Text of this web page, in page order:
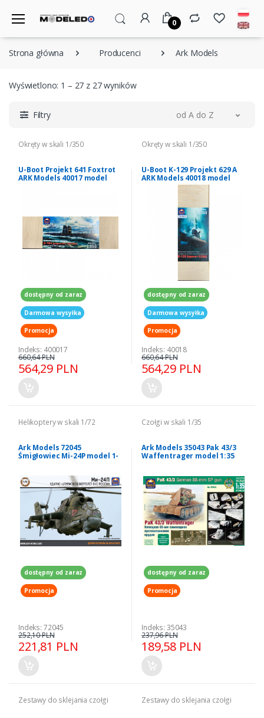
0
Strona główna Producenci Ark Models
Wyświetlono: 1 – 27 z 27 wyników
Filtry od A do Z
Okręty w skali 1/350
U-Boot Projekt 641 Foxtrot
ARK Models 40017 model
dostępny od zaraz
Darmowa wysyłka
Promocja
Indeks: 400017
564,29 PLN
660,64 PLN
Okręty w skali 1/350
U-Boot K-129 Projekt 629 A
ARK Models 40018 model
żywiczny 1-350
dostępny od zaraz
Darmowa wysyłka
Promocja
Indeks: 40018
564,29 PLN
660,64 PLN
Helikoptery w skali 1/72
Ark Models 72045
Śmigłowiec Mi-24P model 1-
dostępny od zaraz
Promocja
Indeks: 72045
221,81 PLN
252,10 PLN
Czołgi w skali 1/35
Ark Models 35043 Pak 43/3
Waffentrager model 1:35
dostępny od zaraz
Promocja
Indeks: 35043
189,58 PLN
237,96 PLN
Zestawy do sklejania czołgi Zestawy do sklejania czołgi